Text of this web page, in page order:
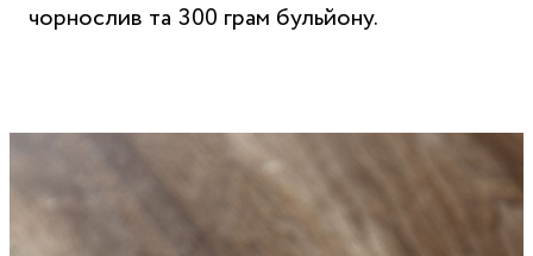
чорнослив та 300 грам бульйону.